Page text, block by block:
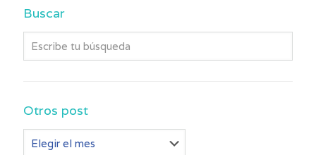
Buscar
Otros post
post